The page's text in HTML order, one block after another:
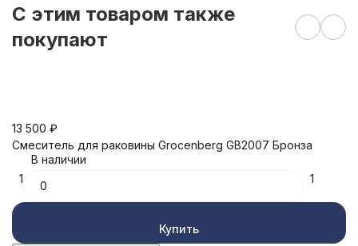
C этим товаром также
покупают
13 500 ₽
Cмеситель для раковины Grocenberg GB2007 Бронза
В наличии
1
1
Купить